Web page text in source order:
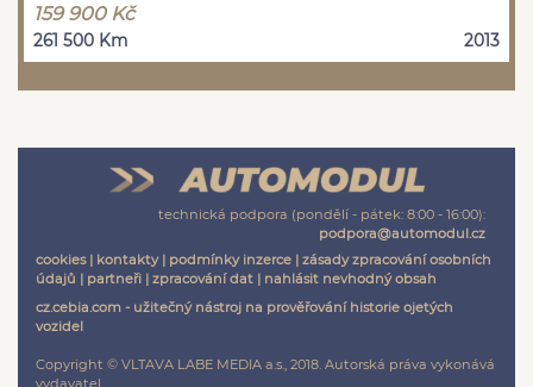
159 900 Kč
261 500 Km 2013
technická podpora (pondělí - pátek: 8:00 - 16:00):
podpora@automodul.cz
cookies| kontakty| podmínky inzerce | zásady zpracování osobních
údajů | partneři | zpracování dat | nahlásit nevhodný obsah
cz.cebia.com - užitečný nástroj na prověřování historie ojetých
vozidel
Copyright © VLTAVA LABE MEDIA a.s., 2018. Autorská práva vykonává
vydavatel.